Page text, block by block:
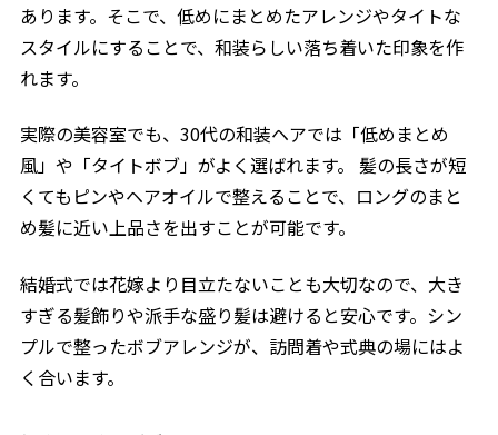
あります。そこで、低めにまとめたアレンジやタイトな
スタイルにすることで、和装らしい落ち着いた印象を作
れます。
実際の美容室でも、30代の和装ヘアでは「低めまとめ
風」や「タイトボブ」がよく選ばれます。 髪の長さが短
くてもピンやヘアオイルで整えることで、ロングのまと
め髪に近い上品さを出すことが可能です。
結婚式では花嫁より目立たないことも大切なので、大き
すぎる髪飾りや派手な盛り髪は避けると安心です。シン
プルで整ったボブアレンジが、訪問着や式典の場にはよ
く合います。